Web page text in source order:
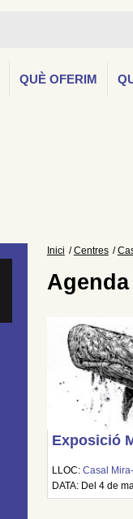
QUÈ OFERIM
Inici Centres
Agenda
Exposició
LLOC: Casal
DATA: Del 4 de